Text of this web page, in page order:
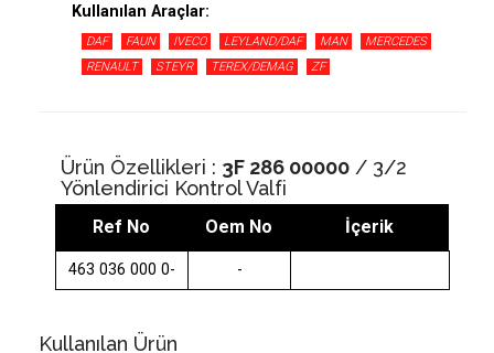
Kullanılan Araçlar:
DAF FAUN IVECO LEYLAND/DAF MAN
MERCEDES
RENAULT
STEYR TEREX/DEMAG ZF
Ürün Özellikleri : 3F 286 00000 / 3/2
Yönlendirici Kontrol Valfi
Ref No Oem No İçerik
463 036 000 0- -
Kullanılan Ürün